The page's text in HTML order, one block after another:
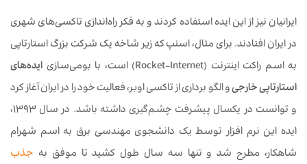
ایرانیان نیز از این ایده استفاده کردند و به فکر راه‌اندازی تاکسی‌های شهری
در ایران افتادند. برای مثال، اسنپ که زیر شاخه یک شرکت بزرگ استارتاپی
به اسم راکت اینترنت (Rocket-Internet) است، با بومی‌سازی
ایده‌های
استارتاپی خارجیو الگو برداری از تاکسی اوبر، فعالیت خود را در ایران آغاز کرد
و توانست در یکسال پیشرفت چشم‌گیری داشته باشد. در سال 1393،
ایده این نرم افزار توسط یک دانشجوی مهندسی برق به اسم شهرام
شاهکار، مطرح شد و تنها سه سال طول کشید تا موفق به جذب